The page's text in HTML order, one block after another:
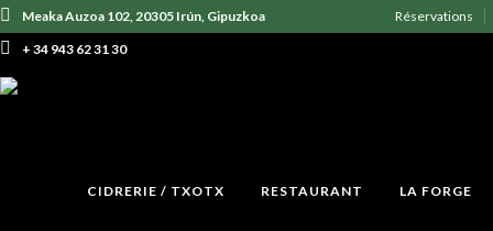
Réservations
Meaka Auzoa 102, 20305 Irún, Gipuzkoa
+ 34 943 62 31 30
CIDRERIE / TXOTX RESTAURANT LA FORGE